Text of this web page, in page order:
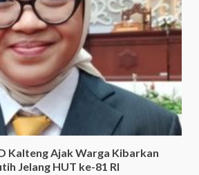
Kalteng Ajak Warga Kibarkan
Jelang HUT ke-81 RI